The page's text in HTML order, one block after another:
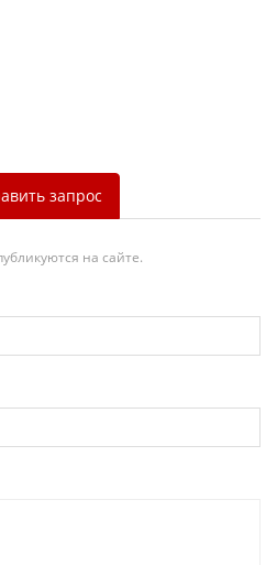
запрос
на сайте.